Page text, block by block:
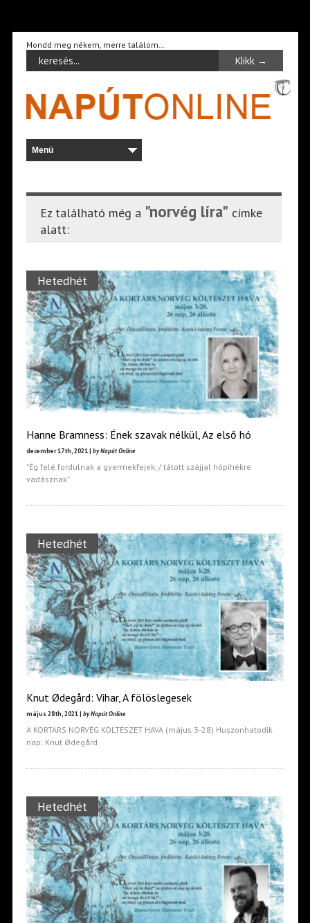
Mondd meg nékem, merre találom…
Ez található még a "norvég líra" címke
alatt:
Hetedhét
Hanne Bramness: Ének szavak nélkül, Az első hó
december 17th, 2021 | by Napút Online
"Ég felé fordulnak a gyermekfejek, / tátott szájjal hópihékre
vadásznak"
Hetedhét
Knut Ødegård: Vihar, A fölöslegesek
május 28th, 2021 | by Napút Online
A KORTÁRS NORVÉG KÖLTÉSZET HAVA (május 3-28) Huszonhatodik
nap: Knut Ødegård
Hetedhét